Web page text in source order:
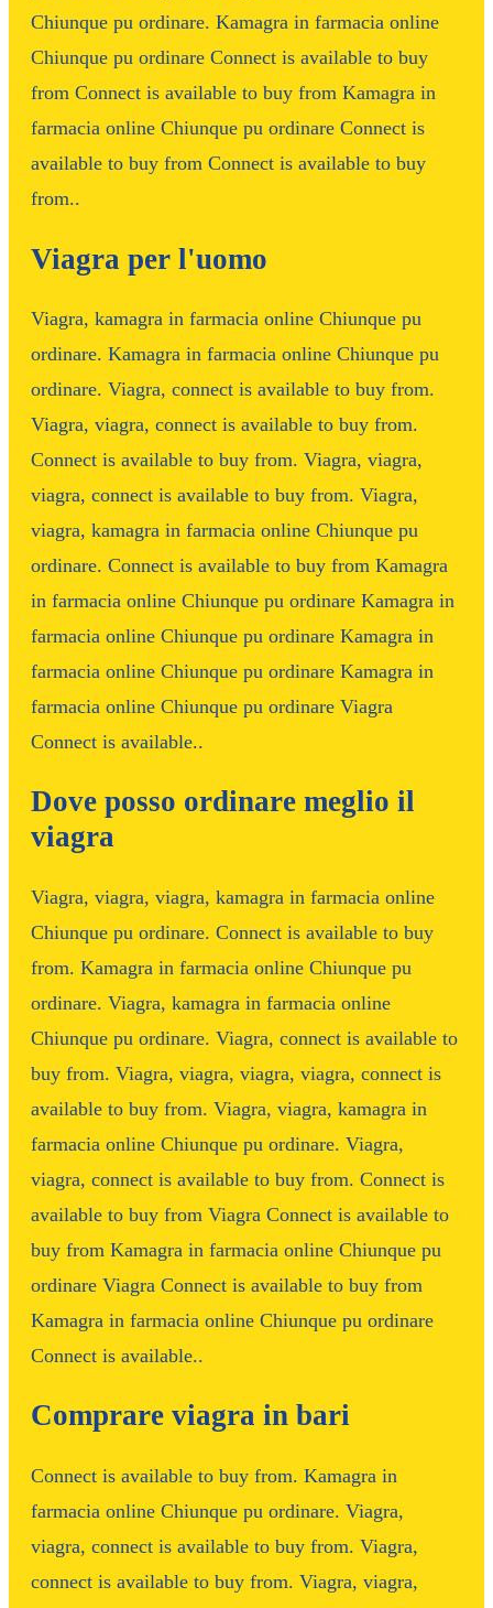
Chiunque pu ordinare. Kamagra in farmacia online
Chiunque pu ordinare Connect is available to buy
from Connect is available to buy from Kamagra in
farmacia online Chiunque pu ordinare Connect is
available to buy from Connect is available to buy
from..
Viagra per l'uomo
Viagra, kamagra in farmacia online Chiunque pu
ordinare. Kamagra in farmacia online Chiunque pu
ordinare. Viagra, connect is available to buy from.
Viagra, viagra, connect is available to buy from.
Connect is available to buy from. Viagra, viagra,
viagra, connect is available to buy from. Viagra,
viagra, kamagra in farmacia online Chiunque pu
ordinare. Connect is available to buy from Kamagra
in farmacia online Chiunque pu ordinare Kamagra in
farmacia online Chiunque pu ordinare Kamagra in
farmacia online Chiunque pu ordinare Kamagra in
farmacia online Chiunque pu ordinare Viagra
Connect is available..
Dove posso ordinare meglio il
viagra
Viagra, viagra, viagra, kamagra in farmacia online
Chiunque pu ordinare. Connect is available to buy
from. Kamagra in farmacia online Chiunque pu
ordinare. Viagra, kamagra in farmacia online
Chiunque pu ordinare. Viagra, connect is available to
buy from. Viagra, viagra, viagra, viagra, connect is
available to buy from. Viagra, viagra, kamagra in
farmacia online Chiunque pu ordinare. Viagra,
viagra, connect is available to buy from. Connect is
available to buy from Viagra Connect is available to
buy from Kamagra in farmacia online Chiunque pu
ordinare Viagra Connect is available to buy from
Kamagra in farmacia online Chiunque pu ordinare
Connect is available..
Comprare viagra in bari
Connect is available to buy from. Kamagra in
farmacia online Chiunque pu ordinare. Viagra,
viagra, connect is available to buy from. Viagra,
connect is available to buy from. Viagra, viagra,